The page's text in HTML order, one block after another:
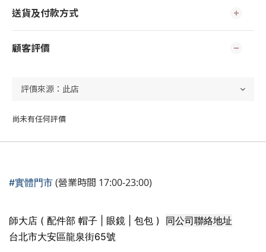
送貨及付款方式
顧客評價
尚未有任何評價
#實體門市 (營業時間 17:00-23:00)
師大店 ( 配件部 帽子 | 眼鏡 | 包包 ) 同公司聯絡地址
台北市大安區龍泉街65號